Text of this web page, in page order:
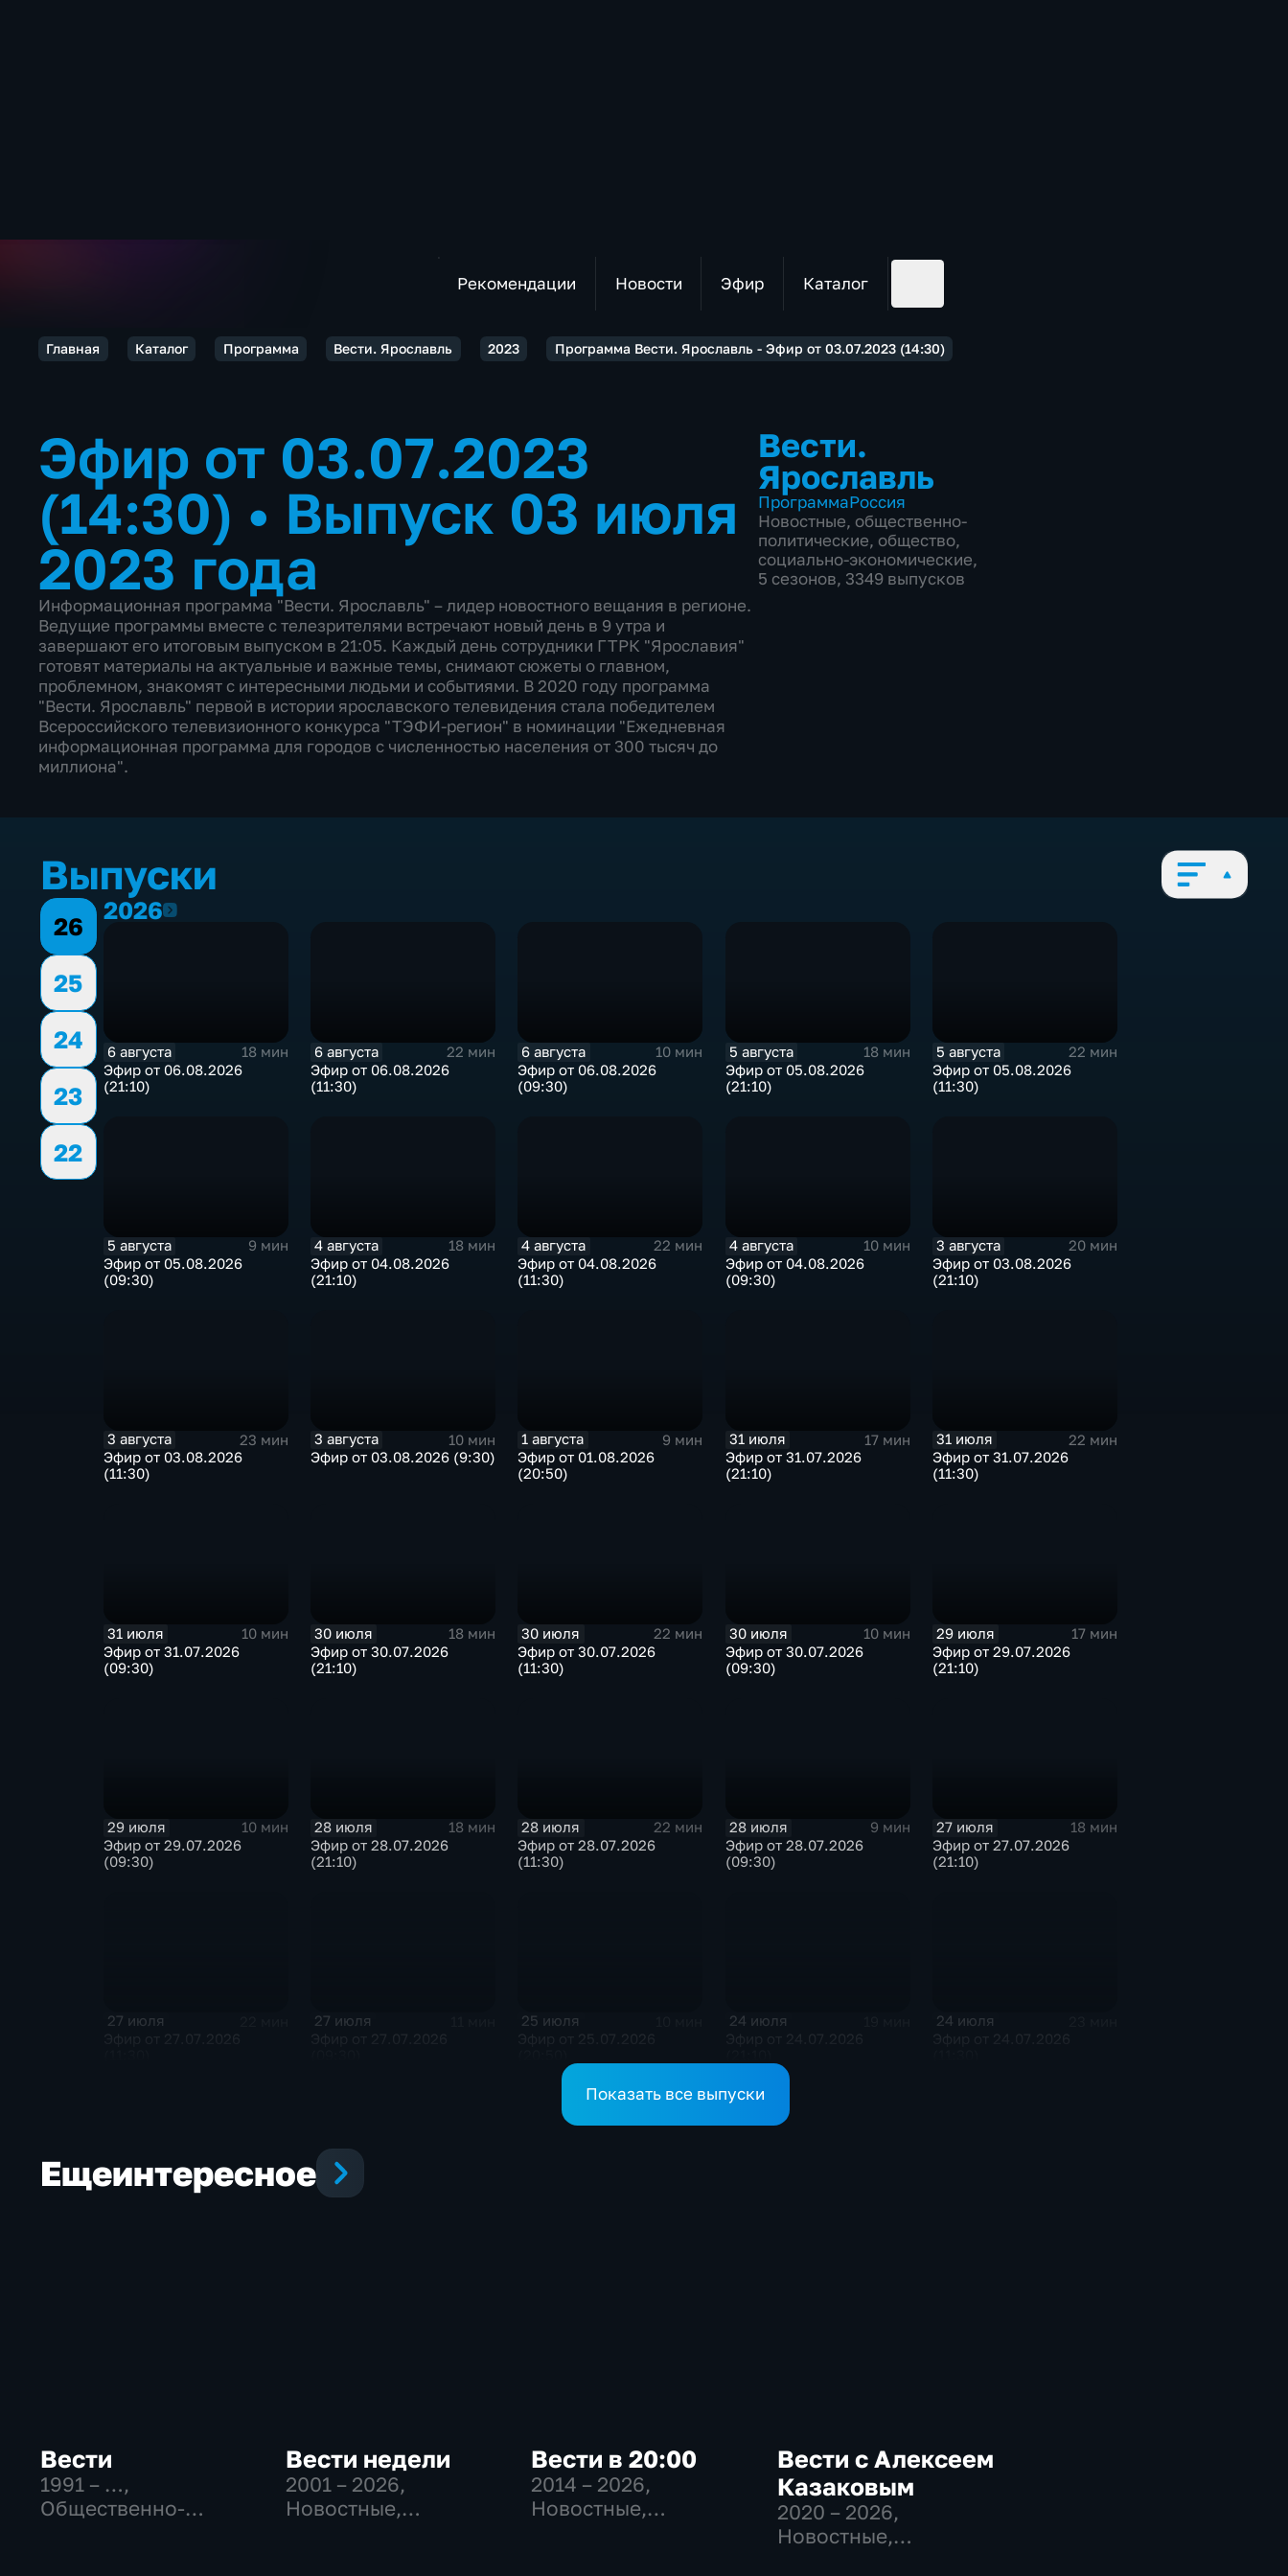
Рекомендации Новости Эфир Каталог
Главная Каталог Программа Вести. Ярославль 2023 Программа Вести. Ярославль - Эфир от 03.07.2023 (14:30)
Эфир от 03.07.2023
(14:30) • Выпуск 03 июля
2023 года
Информационная программа "Вести. Ярославль" – лидер новостного вещания в регионе.
Ведущие программы вместе с телезрителями встречают новый день в 9 утра и
завершают его итоговым выпуском в 21:05. Каждый день сотрудники ГТРК "Ярославия"
готовят материалы на актуальные и важные темы, снимают сюжеты о главном,
проблемном, знакомят с интересными людьми и событиями. В 2020 году программа
"Вести. Ярославль" первой в истории ярославского телевидения стала победителем
Всероссийского телевизионного конкурса "ТЭФИ-регион" в номинации "Ежедневная
информационная программа для городов с численностью населения от 300 тысяч до
миллиона".
Вести.
Ярославль
ПрограммаРоссия
Новостные, общественно-
политические, общество,
социально-экономические,
5 сезонов, 3349 выпусков
Выпуски
26
25
24
23
22
20262026
6 августа
18 мин
Эфир от 06.08.2026
(21:10)
6 августа
22 мин
Эфир от 06.08.2026
(11:30)
6 августа
10 мин
Эфир от 06.08.2026
(09:30)
5 августа
18 мин
Эфир от 05.08.2026
(21:10)
5 августа
22 мин
Эфир от 05.08.2026
(11:30)
5 августа
9 мин
Эфир от 05.08.2026
(09:30)
4 августа
18 мин
Эфир от 04.08.2026
(21:10)
4 августа
22 мин
Эфир от 04.08.2026
(11:30)
4 августа
10 мин
Эфир от 04.08.2026
(09:30)
3 августа
20 мин
Эфир от 03.08.2026
(21:10)
3 августа
23 мин
Эфир от 03.08.2026
(11:30)
3 августа
10 мин
Эфир от 03.08.2026 (9:30)
1 августа
9 мин
Эфир от 01.08.2026
(20:50)
31 июля
17 мин
Эфир от 31.07.2026
(21:10)
31 июля
22 мин
Эфир от 31.07.2026
(11:30)
31 июля
10 мин
Эфир от 31.07.2026
(09:30)
30 июля
18 мин
Эфир от 30.07.2026
(21:10)
30 июля
22 мин
Эфир от 30.07.2026
(11:30)
30 июля
10 мин
Эфир от 30.07.2026
(09:30)
29 июля
17 мин
Эфир от 29.07.2026
(21:10)
29 июля
10 мин
Эфир от 29.07.2026
(09:30)
28 июля
18 мин
Эфир от 28.07.2026
(21:10)
28 июля
22 мин
Эфир от 28.07.2026
(11:30)
28 июля
9 мин
Эфир от 28.07.2026
(09:30)
27 июля
18 мин
Эфир от 27.07.2026
(21:10)
27 июля 27 июля 25 июля 24 июля 24 июля
Показать все выпуски
Ещеинтересное
Вести
1991 – …,
Общественно-
Вести недели
2001 – 2026,
Новостные,
Вести в 20:00
2014 – 2026,
Новостные,
Вести с Алексеем
Казаковым
2020 – 2026,
Новостные,